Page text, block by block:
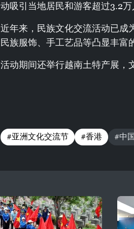
动吸引当地居民和游客超过3.2万
近年来，民族文化交流活动已成
民族服饰、手工艺品等凸显丰富
活动期间还举行越南土特产展，
#亚洲文化交流节 #香港 #中